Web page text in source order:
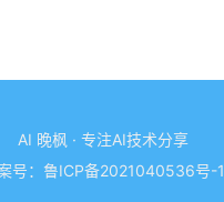
AI 晚枫 · 专注AI技术分享
号： 鲁ICP备2021040536号-1